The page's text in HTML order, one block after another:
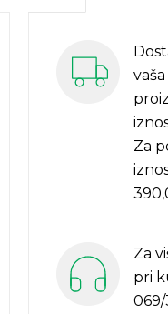
Za
Za
pri